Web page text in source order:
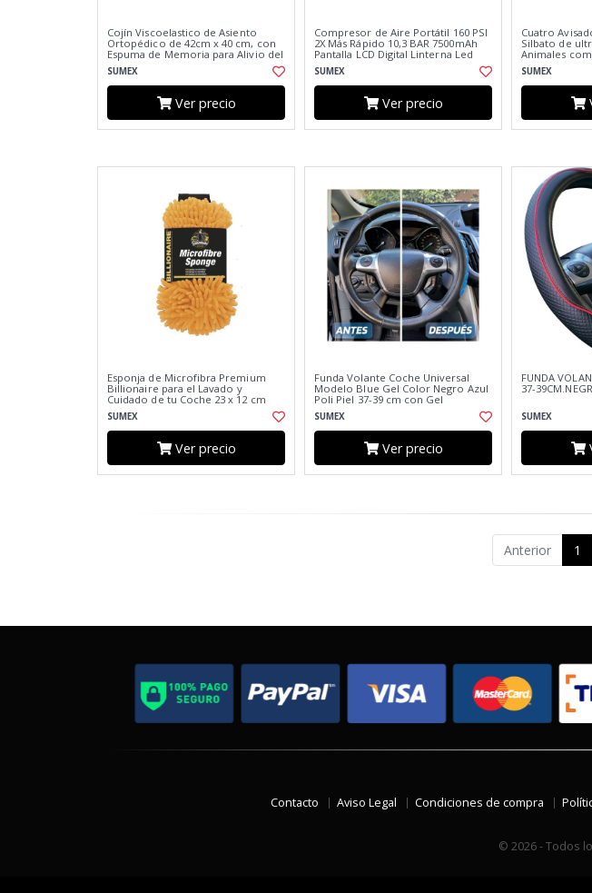
Cojín Viscoelastico de Asiento
Ortopédico de 42cm x 40 cm, con
Espuma de Memoria para Alivio del
Dolor de Cóccix
SUMEX
Ver precio
Compresor de Aire Portátil 160 PSI
2X Más Rápido 10,3 BAR 7500mAh
Pantalla LCD Digital Linterna Led
Batería USB Recargable
SUMEX
Ver precio
Cuatro
Silbato de
Animales
SUMEX
Esponja de Microfibra Premium
Billionaire para el Lavado y
Cuidado de tu Coche 23 x 12 cm
SUMEX
Ver precio
Funda Volante Coche Universal
Modelo Blue Gel Color Negro Azul
Poli Piel 37-39 cm con Gel
Antideslizante Transpirable
SUMEX
Ver precio
FUNDA
37-
SUMEX
Anterior 1
Contacto Aviso Legal Condiciones de compra
© 2026 - Todos